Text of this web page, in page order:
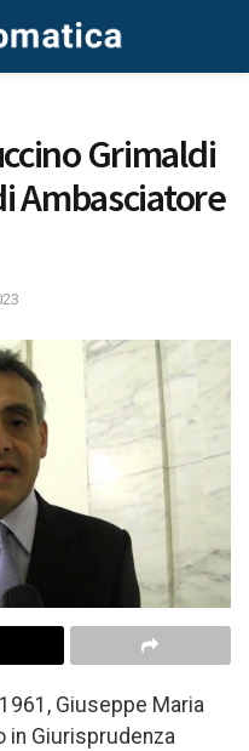
Grimaldi
Ambasciatore
Giuseppe Maria
in Giurisprudenza